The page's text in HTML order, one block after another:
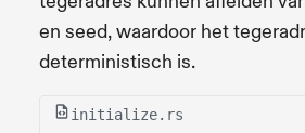
en seed, waardoor het
deterministisch is.
initialize.rs